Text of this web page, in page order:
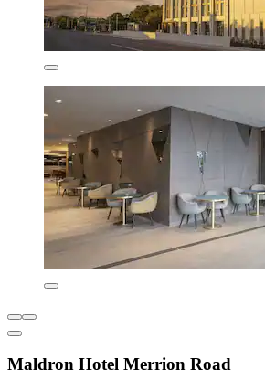
Maldron Hotel Merrion Road